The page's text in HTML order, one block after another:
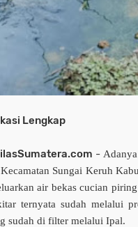
Lengkap
-
Sungai Keruh
air bekas cucian
ternyata sudah melalui
sudah di filter melalui Ipal.